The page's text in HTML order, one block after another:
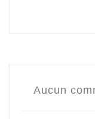
Aucun